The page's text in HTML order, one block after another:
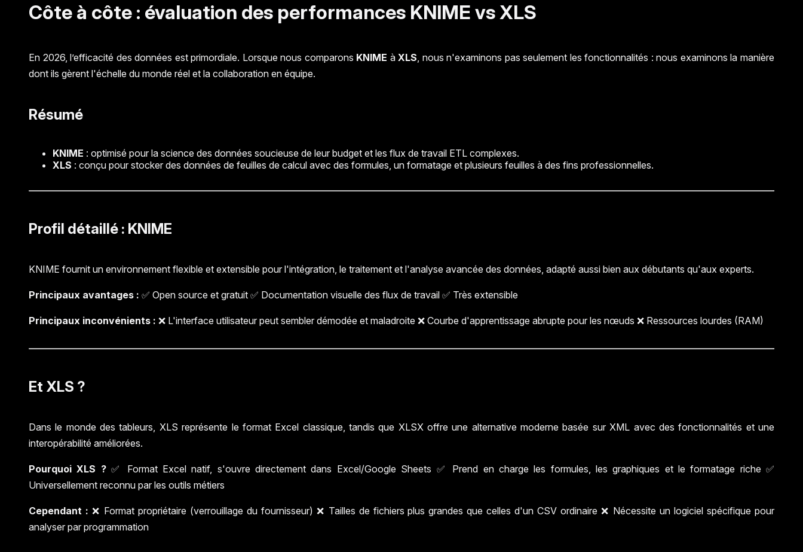
Côte à côte : évaluation des performances KNIME vs XLS
En 2026, l’efficacité des données est primordiale. Lorsque nous comparons KNIME àXLS , nous n'examinons pas seulement les fonctionnalités : nous examinons la manière
dont ils gèrent l'échelle du monde réel et la collaboration en équipe.
Résumé
KNIME : optimisé pour la science des données soucieuse de leur budget et les flux de travail ETL complexes.
XLS : conçu pour stocker des données de feuilles de calcul avec des formules, un formatage et plusieurs feuilles à des fins professionnelles.
Profil détaillé : KNIME
KNIME fournit un environnement flexible et extensible pour l'intégration, le traitement et l'analyse avancée des données, adapté aussi bien aux débutants qu'aux experts.
Principaux avantages : ✅ Open source et gratuit ✅ Documentation visuelle des flux de travail ✅ Très extensible
Principaux inconvénients : ❌ L'interface utilisateur peut sembler démodée et maladroite ❌ Courbe d'apprentissage abrupte pour les nœuds ❌ Ressources lourdes (RAM)
Et XLS ?
Dans le monde des tableurs, XLS représente le format Excel classique, tandis que XLSX offre une alternative moderne basée sur XML avec des fonctionnalités et une
interopérabilité améliorées.
Pourquoi XLS ?✅ Format Excel natif, s'ouvre directement dans Excel/Google Sheets ✅ Prend en charge les formules, les graphiques et le formatage riche ✅
Universellement reconnu par les outils métiers
Cependant : ❌ Format propriétaire (verrouillage du fournisseur) ❌ Tailles de fichiers plus grandes que celles d'un CSV ordinaire ❌ Nécessite un logiciel spécifique pour
analyser par programmation